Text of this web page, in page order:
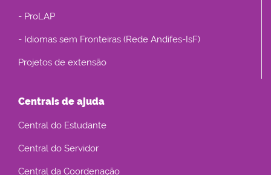
- ProLAP
- Idiomas sem Fronteiras (Rede Andifes-IsF)
Projetos de extensão
Centrais de ajuda
Central do Estudante
Central do Servidor
Central da Coordenação